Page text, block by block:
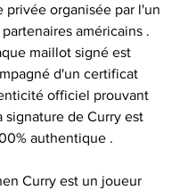
privée organisée par l'un
américains .
maillot signé est
d'un certificat
officiel prouvant
signature de Curry est
authentique .
Curry est un joueur